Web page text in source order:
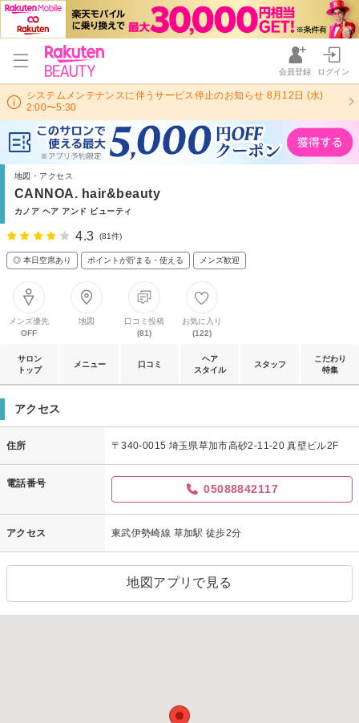
会員登録 ログイン
システムメンテナンスに伴うサービス停止のお知らせ 8月12日 (水)
2:00〜5:30
地図・アクセス
CANNOA. hair&beauty
カノア ヘア アンド ビューティ
4.3 (81件)
◎ 本日空席あり ポイントが貯まる・使える メンズ歓迎
メンズ優先
OFF
地図
口コミ投稿
(81)
お気に入り
(122)
サロン
トップ
メニュー 口コミ
ヘア
スタイル
スタッフ
こだわり
特集
アクセス
住所 〒340-0015 埼玉県草加市高砂2-11-20 真壁ビル2F
電話番号 05088842117
アクセス 東武伊勢崎線 草加駅 徒歩2分
地図アプリで見る